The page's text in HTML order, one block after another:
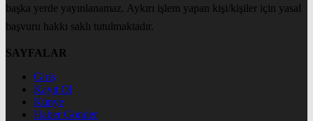
başka yerde yayınlanamaz. Aykırı işlem yapan kişi/kişiler için yasal
başvuru hakkı saklı tutulmaktadır.
SAYFALAR
Giriş
Kayıt Ol
Künye
Haber Gönder